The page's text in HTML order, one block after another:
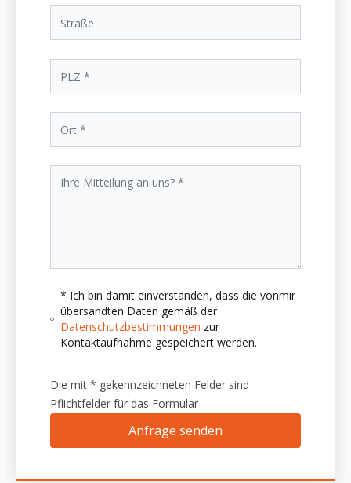
* Ich bin damit einverstanden, dass die vonmir
übersandten Daten gemäß der
Datenschutzbestimmungen zur
Kontaktaufnahme gespeichert werden.
Die mit * gekennzeichneten Felder sind
Pflichtfelder für das Formular
Anfrage senden